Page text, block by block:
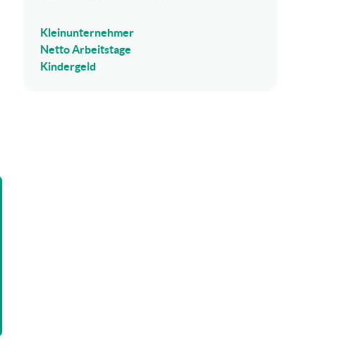
Kleinunternehmer
Netto Arbeitstage
Kindergeld